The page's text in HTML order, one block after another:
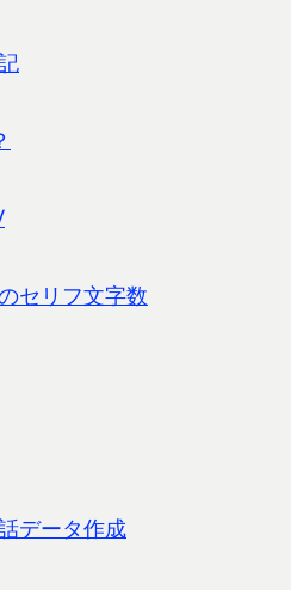
セリフ文字数
データ作成